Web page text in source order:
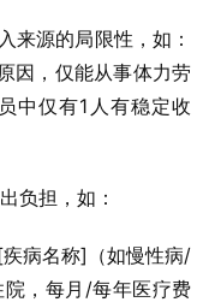
来源的局限性，如：
因，仅能从事体力劳
中仅有1人有稳定收
负担，如：
病名称]（如慢性病/
，每月/每年医疗费